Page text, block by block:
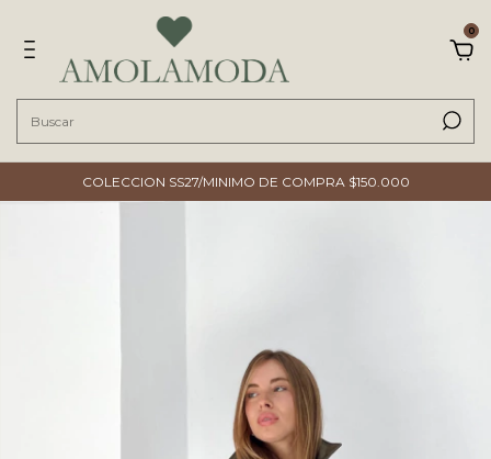
0
COLECCION SS27/MINIMO DE COMPRA $150.000